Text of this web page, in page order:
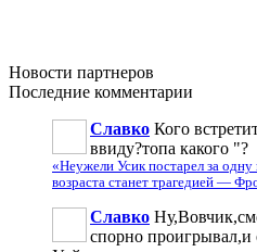
Новости партнеров
Последние комментарии
Славко Кого
ввиду?топа какого "?
«Неужели Усик постарел за
возраста станет трагедией —
Славко
спорно